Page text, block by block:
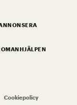
Cookiepolicy